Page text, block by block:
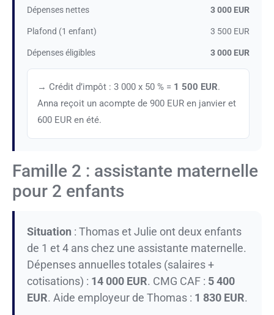
Dépenses nettes 3 000 EUR
Plafond (1 enfant) 3 500 EUR
Dépenses éligibles 3 000 EUR
→ Crédit d’impôt : 3 000 x 50 % = 1 500 EUR.
Anna reçoit un acompte de 900 EUR en janvier et
600 EUR en été.
Famille 2 : assistante maternelle
pour 2 enfants
Situation : Thomas et Julie ont deux enfants
de 1 et 4 ans chez une assistante maternelle.
Dépenses annuelles totales (salaires +
cotisations) : 14 000 EUR. CMG CAF : 5 400
EUR. Aide employeur de Thomas : 1 830 EUR.